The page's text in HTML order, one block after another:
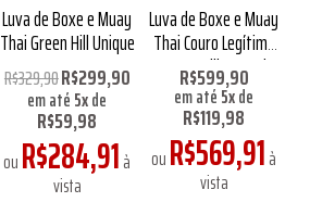
Luva de Boxe e Muay
Thai Green Hill Unique
R$329,90R$299,90
em até5xde
R$59,98
ouR$284,91à
vista
Luva de Boxe e Muay
Thai Couro Legítimo
Green Hill Legend
R$599,90
em até5xde
R$119,98
ouR$569,91à
vista